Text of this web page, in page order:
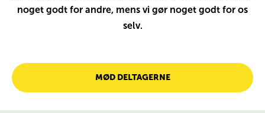
noget godt for andre, mens vi gør noget godt for os
selv.
MØD DELTAGERNE